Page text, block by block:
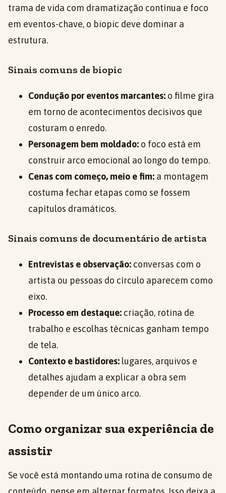
trama de vida com dramatização contínua e foco
em eventos-chave, o biopic deve dominar a
estrutura.
Sinais comuns de biopic
Condução por eventos marcantes: o filme gira
em torno de acontecimentos decisivos que
costuram o enredo.
Personagem bem moldado: o foco está em
construir arco emocional ao longo do tempo.
Cenas com começo, meio e fim: a montagem
costuma fechar etapas como se fossem
capítulos dramáticos.
Sinais comuns de documentário de artista
Entrevistas e observação: conversas com o
artista ou pessoas do círculo aparecem como
eixo.
Processo em destaque: criação, rotina de
trabalho e escolhas técnicas ganham tempo
de tela.
Contexto e bastidores: lugares, arquivos e
detalhes ajudam a explicar a obra sem
depender de um único arco.
Como organizar sua experiência de
assistir
Se você está montando uma rotina de consumo de